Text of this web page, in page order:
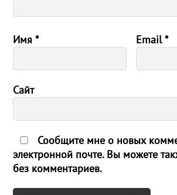
Имя* Email*
Сайт
Сообщите мне о новых
электронной почте. Вы можете
без комментариев.